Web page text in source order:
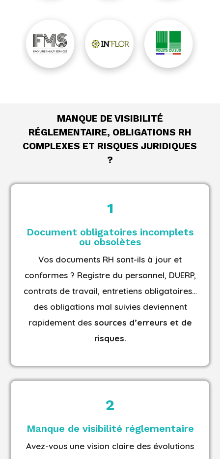
MANQUE DE VISIBILITÉ
RÉGLEMENTAIRE, OBLIGATIONS RH
COMPLEXES ET RISQUES JURIDIQUES
?
1
Document obligatoires incomplets
ou obsolètes
Vos documents RH sont-ils à jour et
conformes ? Registre du personnel, DUERP,
contrats de travail, entretiens obligatoires…
des obligations mal suivies deviennent
rapidement des sources d’erreurs et de
risques.
2
Manque de visibilité réglementaire
Avez-vous une vision claire des évolutions